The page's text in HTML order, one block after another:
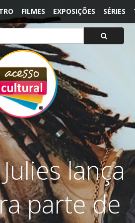
FILMES EXPOSIÇÕES SÉRIES
lança
parte de